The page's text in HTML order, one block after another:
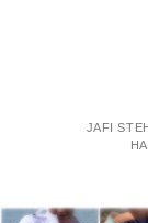
JAFI